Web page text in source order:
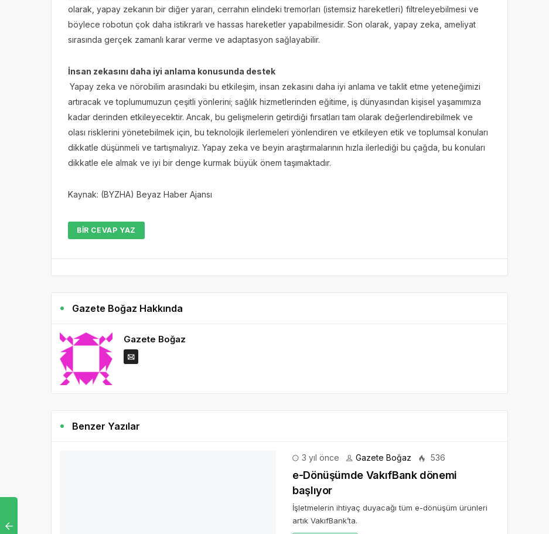
olarak, yapay zekanın bir diğer yararı, cerrahın elindeki tremorları (istemsiz hareketleri) filtreleyebilmesi ve
böylece robotun çok daha istikrarlı ve hassas hareketler yapabilmesidir. Son olarak, yapay zeka, ameliyat
sırasında gerçek zamanlı karar verme ve adaptasyon sağlayabilir.
İnsan zekasını daha iyi anlama konusunda destek
Yapay zeka ve nörobilim arasındaki bu etkileşim, insan zekasını daha iyi anlama ve taklit etme yeteneğimizi
artıracak ve toplumumuzun çeşitli yönlerini; sağlık hizmetlerinden eğitime, iş dünyasından kişisel yaşamımıza
kadar derinden etkileyecektir. Ancak, bu gelişmelerin getirdiği fırsatları tam olarak değerlendirebilmek ve
olası risklerini yönetebilmek için, bu teknolojik ilerlemeleri yönlendiren ve etkileyen etik ve toplumsal konuları
dikkatle düşünmeli ve tartışmalıyız. Yapay zeka ve beyin araştırmalarının hızla ilerlediği bu çağda, bu konuları
dikkatle ele almak ve iyi bir denge kurmak büyük önem taşımaktadır.
Kaynak: (BYZHA) Beyaz Haber Ajansı
BIR CEVAP YAZ
Gazete Boğaz Hakkında
Gazete Boğaz
Benzer Yazılar
Gazete Boğaz 536
İşletmelerin ihtiyaç duyacağı tüm e-dönüşüm ürünleri artık VakıfBank’ta.